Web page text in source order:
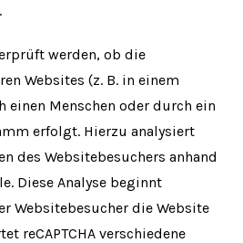
werden, ob die
Websites (z. B. in einem
Menschen oder durch ein
erfolgt. Hierzu analysiert
des Websitebesuchers anhand
Diese Analyse beginnt
Websitebesucher die Website
reCAPTCHA verschiedene